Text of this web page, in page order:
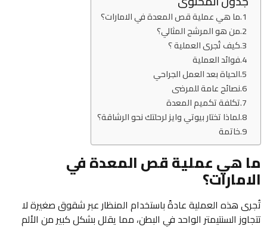
ما هي عملية قص المعدة في الامارات؟
من هو المرشح المثالي؟
كيف تُجرى العملية ؟
فوائد العملية
الحياة بعد العمل الجراحي
نصائح عامة للمرضى
تكلفة تكميم المعدة
لماذا تختار بيوتي وايز لرحلتك نحو الرشاقة؟
خاتمة
ما هي عملية قص المعدة في
الامارات؟
تُجرى هذه العملية عادةً باستخدام المنظار عبر شقوق صغيرة لا
تتجاوز السنتيمتر الواحد في البطن، مما يقلل بشكل كبير من الألم